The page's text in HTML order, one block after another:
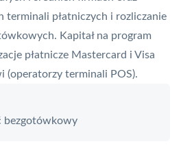
terminali płatniczych i rozliczanie
Kapitał na program
płatnicze Mastercard i Visa
(operatorzy terminali POS).
bezgotówkowy